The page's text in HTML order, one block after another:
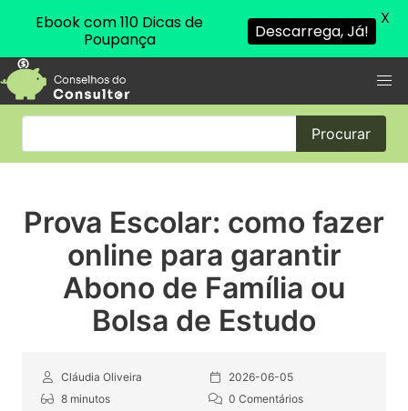
Procurar
Prova Escolar: como fazer
online para garantir
Abono de Família ou
Bolsa de Estudo
Cláudia Oliveira
2026-06-05
8 minutos
0 Comentários
Ebook com 110 Dicas de
Poupança
Descarrega, Já!
X